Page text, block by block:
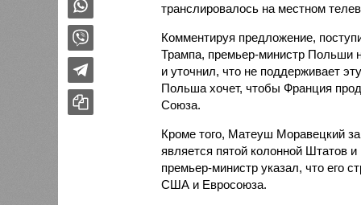
транслировалось на местном
Комментируя предложение,
Трампа, премьер-министр Польши
и уточнил, что не поддерживает
Польша хочет, чтобы Франция
Союза.
Кроме того, Матеуш Моравецкий
является пятой колонной Штатов
премьер-министр указал, что его
США и Евросоюза.